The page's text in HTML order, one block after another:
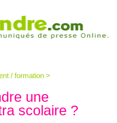
/ formation >
une
scolaire ?